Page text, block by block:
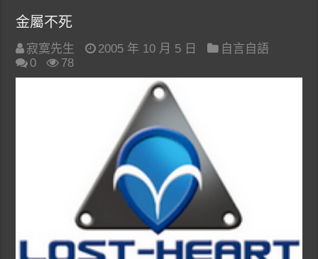
金屬不死
寂寞先生 2005 年 10 月 5 日
自言自語
0
78